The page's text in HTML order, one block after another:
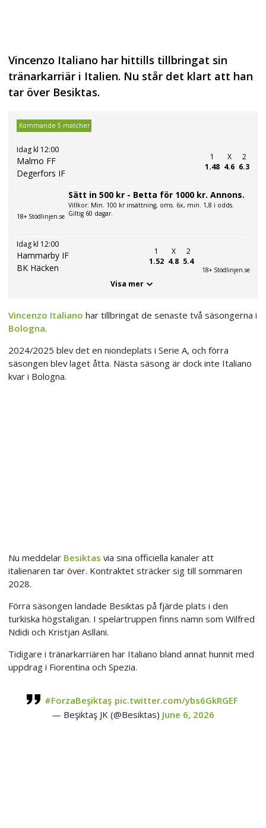
Vincenzo Italiano har hittills tillbringat sin
tränarkarriär i Italien. Nu står det klart att han
tar över Besiktas.
Kommande 5 matcher
Idag kl 12:00
Malmo FF
Degerfors IF
1
1.48
X
4.6
2
6.3
18+ Stödlinjen.se
Sätt in 500 kr - Betta för 1000 kr. Annons.
Villkor: Min. 100 kr insättning, oms. 6x, min. 1,8 i odds.
Giltig 60 dagar.
Idag kl 12:00
Hammarby IF
BK Häcken
1
1.52
X
4.8
2
5.4
18+ Stödlinjen.se
Visa mer
Vincenzo Italiano har tillbringat de senaste två säsongerna i
Bologna.
2024/2025 blev det en niondeplats i Serie A, och förra
säsongen blev laget åtta. Nästa säsong är dock inte Italiano
kvar i Bologna.
Nu meddelar Besiktas via sina officiella kanaler att
italienaren tar över. Kontraktet sträcker sig till sommaren
2028.
Förra säsongen landade Besiktas på fjärde plats i den
turkiska högstaligan. I spelartruppen finns namn som Wilfred
Ndidi och Kristjan Asllani.
Tidigare i tränarkarriären har Italiano bland annat hunnit med
uppdrag i Fiorentina och Spezia.
#ForzaBeşiktaş pic.twitter.com/ybs6GkRGEF
— Beşiktaş JK (@Besiktas) June 6, 2026